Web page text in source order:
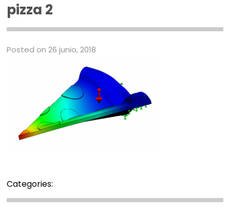
pizza 2
Posted on 26 junio, 2018
Categories: